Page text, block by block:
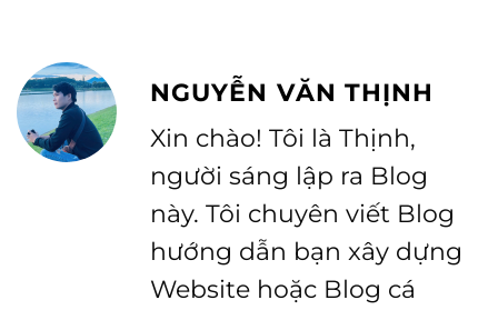
NGUYỄN VĂN THỊNH
Xin chào! Tôi là Thịnh,
người sáng lập ra Blog
này. Tôi chuyên viết Blog
hướng dẫn bạn xây dựng
Website hoặc Blog cá